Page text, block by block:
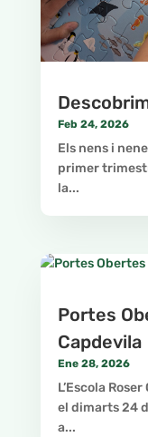
Feb 24, 2026
Els nens i
primer
la...
Portes
Capdevila
Ene 28, 2026
L’Escola
el dimarts 24
a...